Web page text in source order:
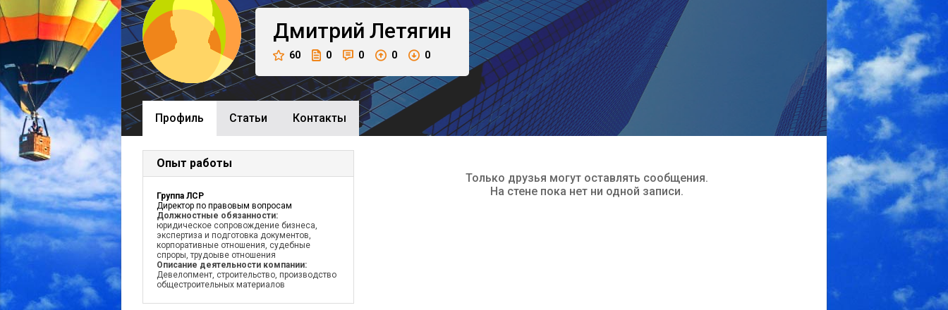
Дмитрий Летягин
60 0 0 0 0
Профиль Cтатьи Контакты
Опыт работы
Группа ЛСР
Директор по правовым вопросам
Должностные обязанности:
юридическое сопровождение бизнеса,
экспертиза и подготовка документов,
корпоративные отношения, судебные
спроры, трудоыве отношения
Описание деятельности компании:
Девелопмент, строительство, производство
общестроительных материалов
Только друзья могут оставлять сообщения.
На стене пока нет ни одной записи.